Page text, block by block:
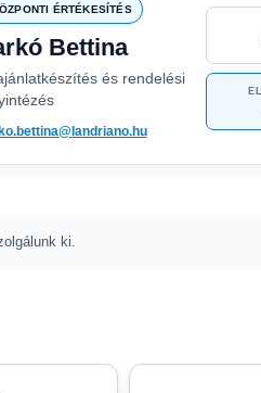
ÉRTÉKESÍTÉS
Bettina
és rendelési
ki.